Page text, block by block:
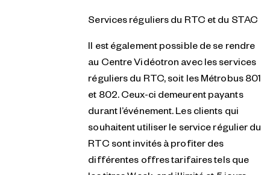
Services réguliers du RTC et du STAC
Il est également possible de se rendre
au Centre Vidéotron avec les services
réguliers du RTC, soit les Métrobus 801
et 802. Ceux-ci demeurent payants
durant l’événement. Les clients qui
souhaitent utiliser le service régulier du
RTC sont invités à profiter des
différentes offres tarifaires tels que